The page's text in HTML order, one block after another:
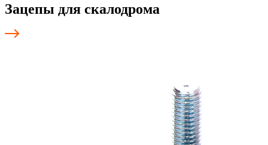
Зацепы для скалодрома